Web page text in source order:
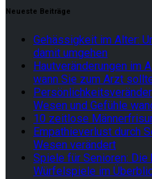
Neueste Beiträge
Gehässigkeit im Alter:
damit umgehen
Hautveränderungen im
wann Sie zum Arzt
Wesen und Gefühle
10 zeitlose
Empathieverlust durch
Wesen verändert
Spiele für Senioren:
Würfelspiele im